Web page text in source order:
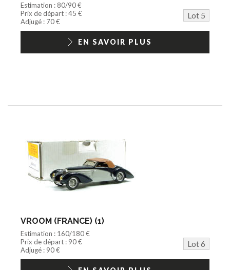
Estimation : 80/90 €
Prix de départ : 45 €
Lot 5
Adjugé : 70 €
EN SAVOIR PLUS
VROOM (FRANCE) (1)
Estimation : 160/180 €
Prix de départ : 90 €
Lot 6
Adjugé : 90 €